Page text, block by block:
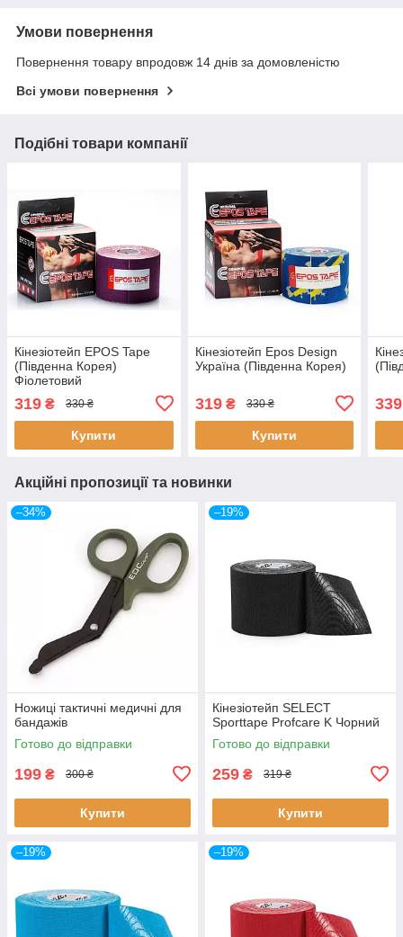
Умови повернення
Повернення товару впродовж 14 днів за домовленістю
Всі умови повернення
Подібні товари компанії
Кінезіотейп EPOS Tape
(Південна Корея)
Фіолетовий
319 ₴ 330 ₴
Купити
Кінезіотейп Epos Design
Україна (Південна Корея)
319₴ 330 ₴
Купити
339
Акційні пропозиції та новинки
–34%
Ножиці тактичні медичні для
бандажів
Готово до відправки
199 ₴ 300 ₴
Купити
–19%
Кінезіотейп SELECT
Sporttape Profcare K Чорний
Готово до відправки
259 ₴ 319 ₴
Купити
–19% –19%